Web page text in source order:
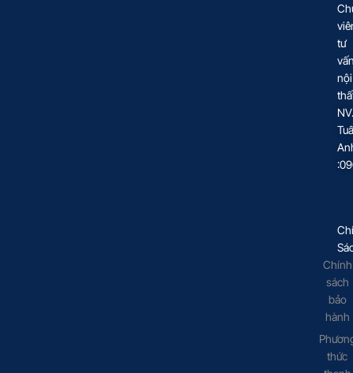
tư
nội
NV.
Chính
sách
bảo
hành
thức